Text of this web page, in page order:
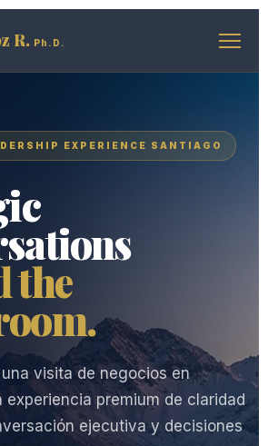
R. Ph.D.
EXPERIENCE SANTIAGO
the
visita de negocios en
experiencia premium de claridad
ejecutiva y decisiones